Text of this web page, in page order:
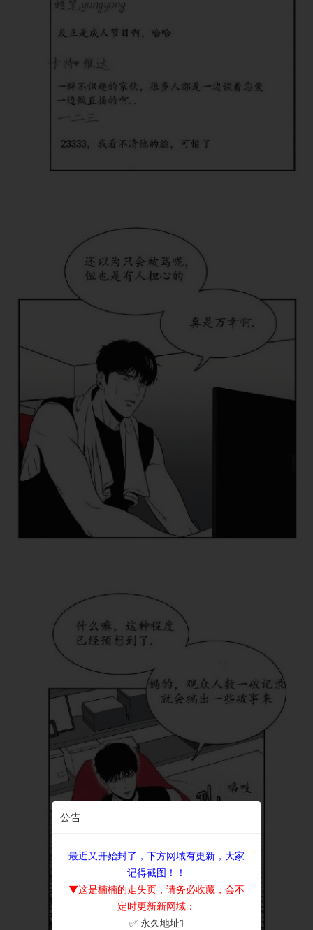
公告
最近又开始封了，下方网域有更新，大家
记得截图！！
▼这是楠楠的走失页，请务必收藏，会不
定时更新新网域：
✅ 永久地址1